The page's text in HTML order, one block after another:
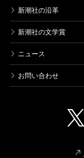
新潮社の沿革
新潮社の文学賞
ニュース
お問い合わせ